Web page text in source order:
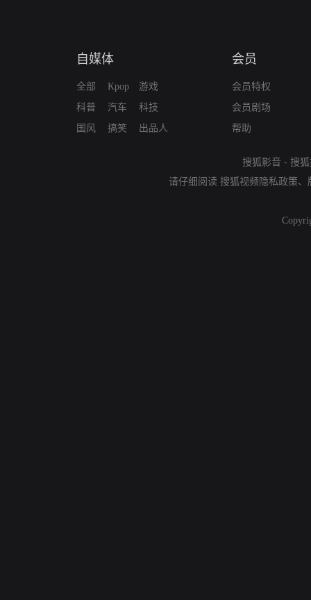
自媒体
全部
科普
国风
Kpop
汽车
搞笑
游戏
科技
出品人
会员
会员特权
会员剧场
帮助
搜狐影音 - 搜
请仔细阅读 搜狐视频隐私政策、